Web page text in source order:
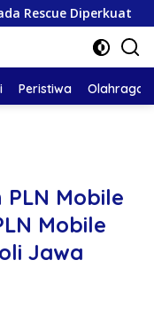
Peristiwa Olahraga
Mobile
Mobile
Jawa